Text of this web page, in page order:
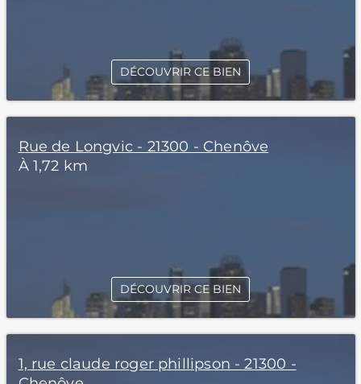
DÉCOUVRIR CE BIEN
Rue de Longvic - 21300 - Chenôve
À 1,72 km
DÉCOUVRIR CE BIEN
1, rue claude roger phillipson - 21300 -